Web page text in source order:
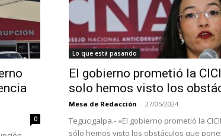
0
Lo que está pasando
El gobierno prometió la
solo hemos visto los
Mesa de Redacción - 27/05/2024
Tegucigalpa.- «El gobierno prometió la
sólo hemos visto los obstáculos que